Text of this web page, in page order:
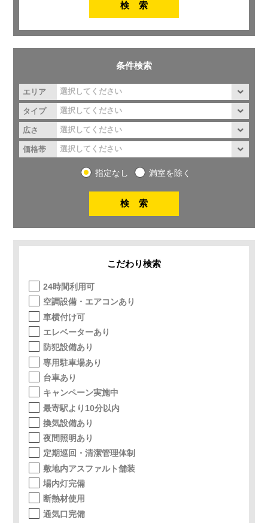
条件検索
エリア
タイプ
広さ
価格帯
指定なし 満室を除く
こだわり検索
24時間利用可
空調設備・エアコンあり
車横付け可
エレベーターあり
防犯設備あり
専用駐車場あり
台車あり
キャンペーン実施中
最寄駅より10分以内
換気設備あり
夜間照明あり
定期巡回・清潔管理体制
敷地内アスファルト舗装
場内灯完備
断熱材使用
通気口完備